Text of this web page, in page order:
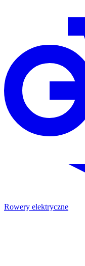
Rowery elektryczne